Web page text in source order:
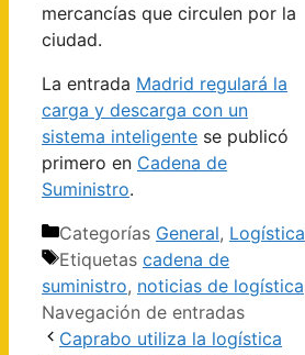
mercancías que circulen por la
ciudad.
La entrada Madrid regulará la
carga y descarga con un
sistema inteligente se publicó
primero en Cadena de
Suministro.
Categorías General, Logística
Etiquetas cadena de
suministro, noticias de logística
Navegación de entradas
Caprabo utiliza la logística